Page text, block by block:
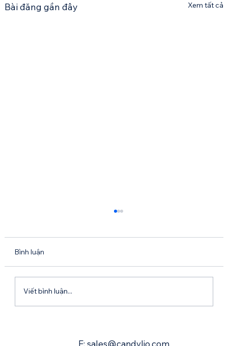
Bài đăng gần đây Xem tất cả
Công Tại Việt Nam
Bình luận
Viết bình luận...
E: sales@candylio.com